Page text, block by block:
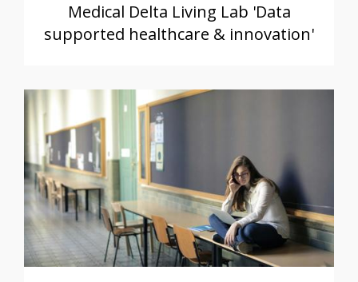
Medical Delta Living Lab 'Data
supported healthcare & innovation'